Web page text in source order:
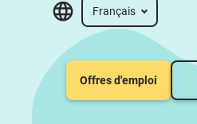
Français
Offres d'emploi